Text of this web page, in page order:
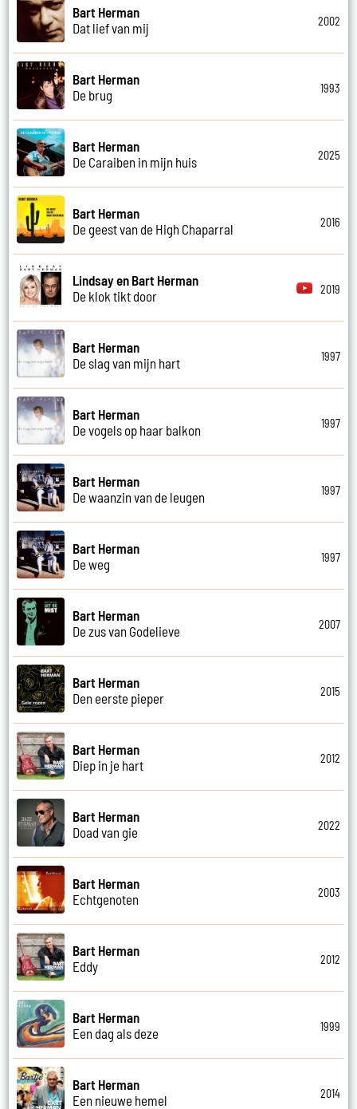
Bart Herman
Dat lief van mij
2002
Bart Herman
De brug
1993
Bart Herman
De Caraiben in mijn huis
2025
Bart Herman
De geest van de High Chaparral
2016
Lindsay en Bart Herman
De klok tikt door
2019
Bart Herman
De slag van mijn hart
1997
Bart Herman
De vogels op haar balkon
1997
Bart Herman
De waanzin van de leugen
1997
Bart Herman
De weg
1997
Bart Herman
De zus van Godelieve
2007
Bart Herman
Den eerste pieper
2015
Bart Herman
Diep in je hart
2012
Bart Herman
Doad van gie
2022
Bart Herman
Echtgenoten
2003
Bart Herman
Eddy
2012
Bart Herman
Een dag als deze
1999
Bart Herman
Een nieuwe hemel
2014